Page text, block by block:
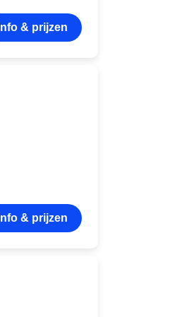
Info & prijzen
Info & prijzen